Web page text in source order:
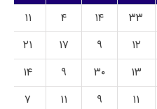
۳۳ ۱۴ ۴
۱۱
۱۲ ۹ ۱۷
۲۱
۱۳ ۳۰ ۹
۱۴
۱۱ ۹ ۱۱
۷